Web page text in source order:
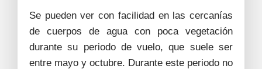
Se pueden ver con facilidad en las cercanías
de cuerpos de agua con poca vegetación
durante su periodo de vuelo, que suele ser
entre mayo y octubre. Durante este periodo no